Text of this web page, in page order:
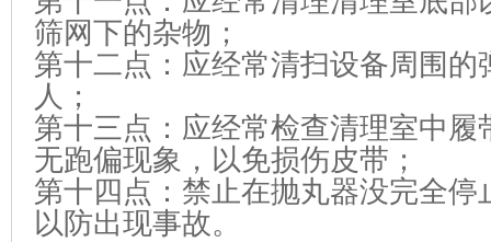
筛网下的杂物；
第十二点：应经常清扫设备周围的
人；
第十三点：应经常检查清理室中履
无跑偏现象，以免损伤皮带；
第十四点：禁止在抛丸器没完全停
以防出现事故。